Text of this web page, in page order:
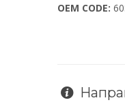
OEM CODE: